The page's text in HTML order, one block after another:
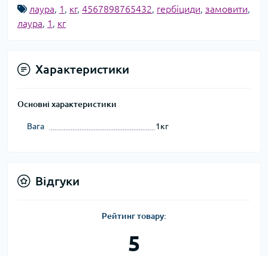
лаура, 1 , кг, 4567898765432, гербіциди, замовити,
лаура, 1 , кг
Характеристики
Основні характеристики
Вага 1кг
Відгуки
Рейтинг товару:
5